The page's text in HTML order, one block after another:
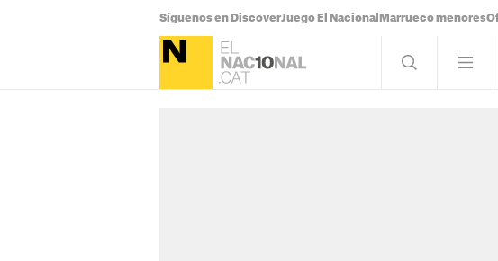
Síguenos en DiscoverJuego El Nacional Marrueco menores